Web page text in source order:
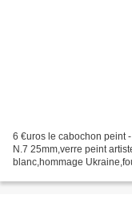
6 €uros le cabochon peint
N.7 25mm,verre peint
blanc,hommage